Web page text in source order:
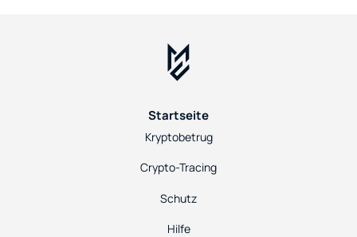
Startseite
Kryptobetrug
Crypto-Tracing
Schutz
Hilfe